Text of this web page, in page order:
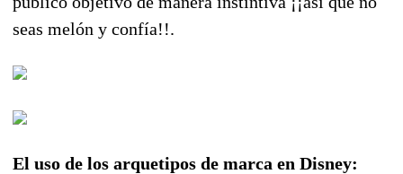
seas melón y confía!!.
El uso de los arquetipos de marca en Disney: